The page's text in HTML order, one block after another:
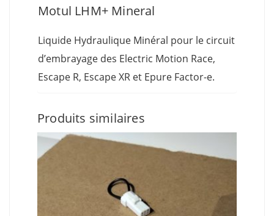
Motul LHM+ Mineral
Liquide Hydraulique Minéral pour le circuit
d’embrayage des Electric Motion Race,
Escape R, Escape XR et Epure Factor-e.
Produits similaires